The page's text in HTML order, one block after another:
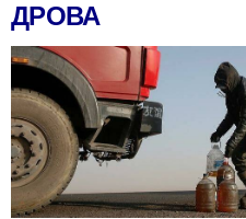
ДРОВА